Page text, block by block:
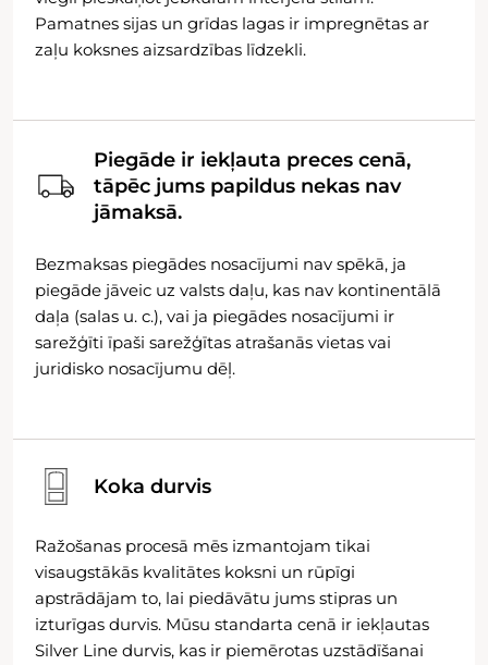
Pamatnes sijas un grīdas lagas ir impregnētas ar
zaļu koksnes aizsardzības līdzekli.
Piegāde ir iekļauta preces cenā,
tāpēc jums papildus nekas nav
jāmaksā.
Bezmaksas piegādes nosacījumi nav spēkā, ja
piegāde jāveic uz valsts daļu, kas nav kontinentālā
daļa (salas u. c.), vai ja piegādes nosacījumi ir
sarežģīti īpaši sarežģītas atrašanās vietas vai
juridisko nosacījumu dēļ.
Koka durvis
Ražošanas procesā mēs izmantojam tikai
visaugstākās kvalitātes koksni un rūpīgi
apstrādājam to, lai piedāvātu jums stipras un
izturīgas durvis. Mūsu standarta cenā ir iekļautas
Silver Line durvis, kas ir piemērotas uzstādīšanai